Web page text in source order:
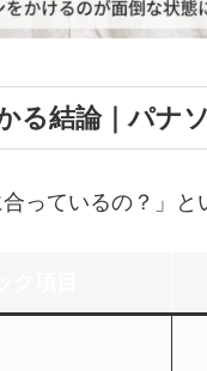
る結論｜パナ
合っているの？」